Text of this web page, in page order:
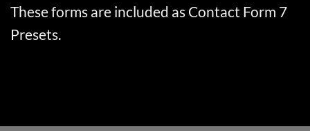
These forms are included as Contact Form 7
Presets.